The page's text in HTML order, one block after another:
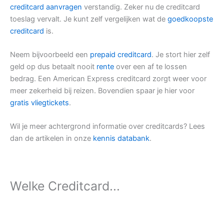
creditcard aanvragen verstandig. Zeker nu de creditcard
toeslag vervalt. Je kunt zelf vergelijken wat de goedkoopste
creditcard is.
Neem bijvoorbeeld een prepaid creditcard. Je stort hier zelf
geld op dus betaalt nooit rente over een af te lossen
bedrag. Een American Express creditcard zorgt weer voor
meer zekerheid bij reizen. Bovendien spaar je hier voor
gratis vliegtickets.
Wil je meer achtergrond informatie over creditcards? Lees
dan de artikelen in onze kennis databank.
Welke Creditcard...